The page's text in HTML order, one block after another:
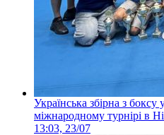
Українська збірна з
міжнародному турнірі в
13:03, 23/07